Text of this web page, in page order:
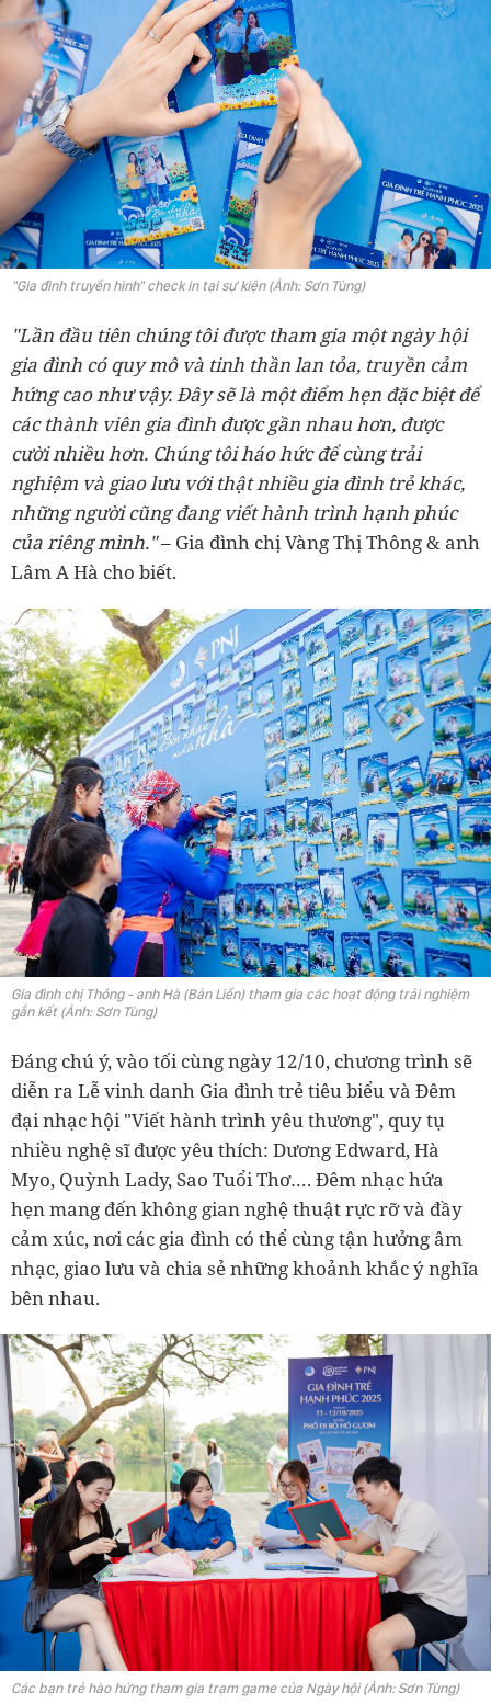
"Gia đình truyền hình" check in tại sự kiện (Ảnh: Sơn Tùng)
"Lần đầu tiên chúng tôi được tham gia một ngày hội
gia đình có quy mô và tinh thần lan tỏa, truyền cảm
hứng cao như vậy. Đây sẽ là một điểm hẹn đặc biệt để
các thành viên gia đình được gần nhau hơn, được
cười nhiều hơn. Chúng tôi háo hức để cùng trải
nghiệm và giao lưu với thật nhiều gia đình trẻ khác,
những người cũng đang viết hành trình hạnh phúc
của riêng mình."– Gia đình chị Vàng Thị Thông & anh
Lâm A Hà cho biết.
Gia đình chị Thông - anh Hà (Bản Liền) tham gia các hoạt động trải nghiệm
gắn kết (Ảnh: Sơn Tùng)
Đáng chú ý, vào tối cùng ngày 12/10, chương trình sẽ
diễn ra Lễ vinh danh Gia đình trẻ tiêu biểu và Đêm
đại nhạc hội "Viết hành trình yêu thương", quy tụ
nhiều nghệ sĩ được yêu thích: Dương Edward, Hà
Myo, Quỳnh Lady, Sao Tuổi Thơ…. Đêm nhạc hứa
hẹn mang đến không gian nghệ thuật rực rỡ và đầy
cảm xúc, nơi các gia đình có thể cùng tận hưởng âm
nhạc, giao lưu và chia sẻ những khoảnh khắc ý nghĩa
bên nhau.
Các bạn trẻ hào hứng tham gia trạm game của Ngày hội (Ảnh: Sơn Tùng)